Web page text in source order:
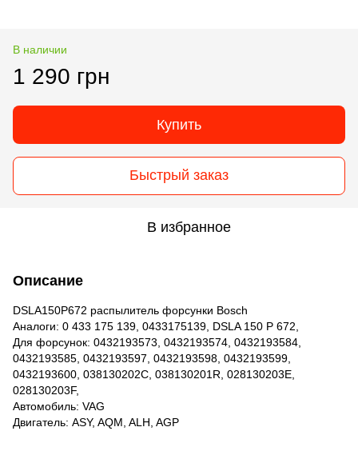
В наличии
1 290 грн
Купить
Быстрый заказ
В избранное
Описание
DSLA150P672 распылитель форсунки Bosch
Аналоги: 0 433 175 139, 0433175139, DSLA 150 P 672,
Для форсунок: 0432193573, 0432193574, 0432193584,
0432193585, 0432193597, 0432193598, 0432193599,
0432193600, 038130202C, 038130201R, 028130203E,
028130203F,
Автомобиль: VAG
Двигатель: ASY, AQM, ALH, AGP